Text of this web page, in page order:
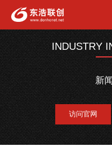
INDUSTRY
新
访问官网